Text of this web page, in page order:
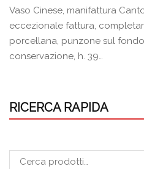
RICERCA RAPIDA
Vaso Cinese, manifattura
eccezionale fattura,
porcellana, punzone sul
conservazione, h. 39…